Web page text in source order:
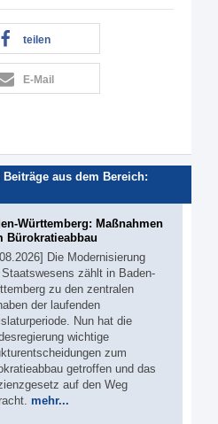
teilen
E-Mail
aus dem Bereich:
Württemberg: Maßnahmen
Bürokratieabbau
Die Modernisierung
zählt in Baden-
zu den zentralen
der laufenden
Nun hat die
wichtige
zum
getroffen und das
auf den Weg
mehr...